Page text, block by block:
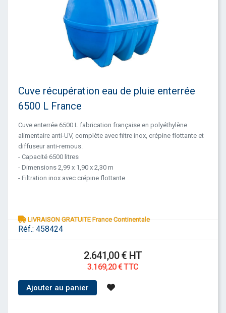
Réf.: 458424
Cuve récupération eau de pluie enterrée
6500 L France
Cuve enterrée 6500 L fabrication française en polyéthylène
alimentaire anti-UV, complète avec filtre inox, crépine flottante et
diffuseur anti-remous.
- Capacité 6500 litres
- Dimensions 2,99 x 1,90 x 2,30 m
- Filtration inox avec crépine flottante
LIVRAISON GRATUITE France Continentale
2.641,00 € HT
3.169,20 € TTC
Ajouter au panier